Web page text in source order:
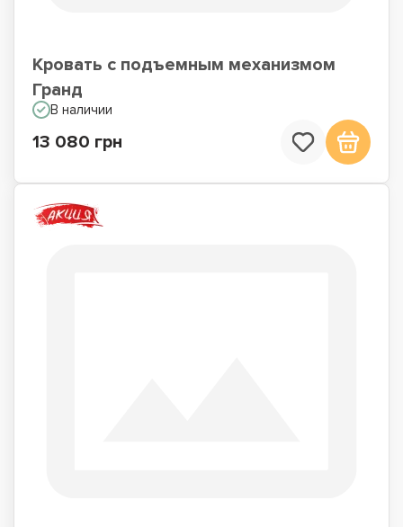
Кровать с подъемным механизмом
Гранд
В наличии
13 080 грн